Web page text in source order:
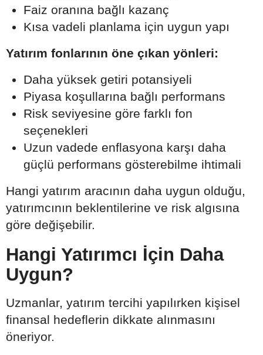
Faiz oranına bağlı kazanç
Kısa vadeli planlama için uygun yapı
Yatırım fonlarının öne çıkan yönleri:
Daha yüksek getiri potansiyeli
Piyasa koşullarına bağlı performans
Risk seviyesine göre farklı fon
seçenekleri
Uzun vadede enflasyona karşı daha
güçlü performans gösterebilme ihtimali
Hangi yatırım aracının daha uygun olduğu,
yatırımcının beklentilerine ve risk algısına
göre değişebilir.
Hangi Yatırımcı İçin Daha
Uygun?
Uzmanlar, yatırım tercihi yapılırken kişisel
finansal hedeflerin dikkate alınmasını
öneriyor.